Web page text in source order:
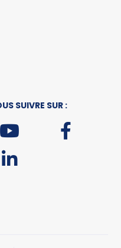
SUIVRE SUR :